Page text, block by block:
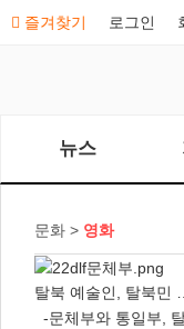
즐겨찾기 로그인
뉴스
문화 > 영화
탈북 예술인, 탈북민
-문체부와 통일부,